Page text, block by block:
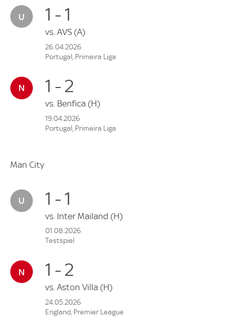
1 - 1
vs. AVS (A)
26.04.2026
Portugal, Primeira Liga
1 - 2
vs. Benfica (H)
19.04.2026
Portugal, Primeira Liga
Man City
1 - 1
vs. Inter Mailand (H)
01.08.2026
Testspiel
1 - 2
vs. Aston Villa (H)
24.05.2026
England, Premier League